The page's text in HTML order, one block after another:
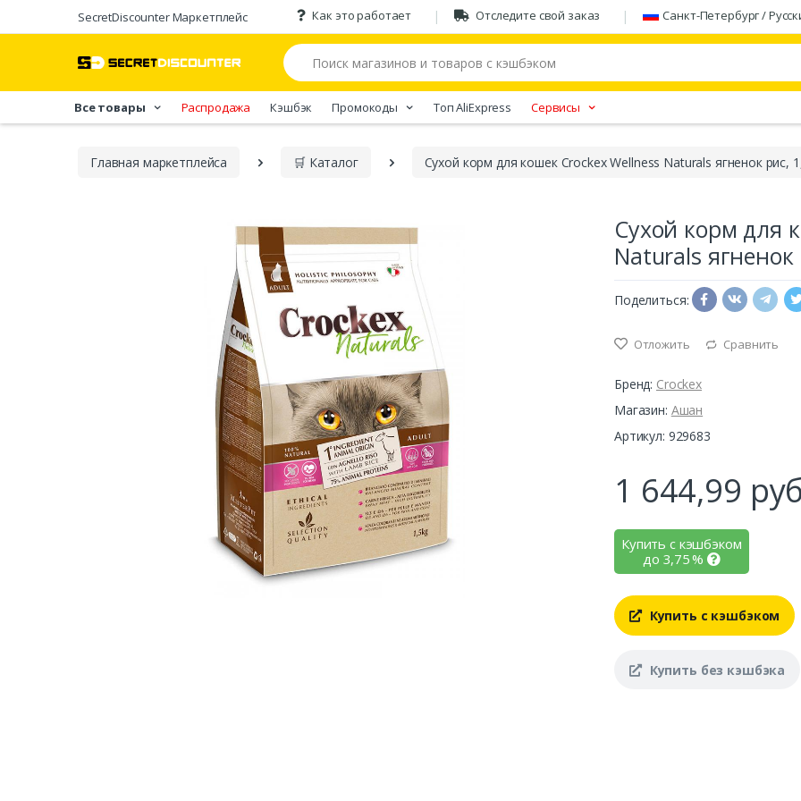
SecretDiscounter Маркетплейс Как это работает Отследите свой заказ Санкт-Петербург /
Все товары Распродажа Кэшбэк Промокоды Tоп AliExpress Сервисы
Главная марĸетплейса 🛒 Каталог Сухой корм для кошек Crockex Wellness Naturals ягненок рис,
Сухой корм для
Naturals ягненок
Поделиться:
Отложить Сравнить
Бренд: Crockex
Магазин: Ашан
Артикул: 929683
1 644,99
Купить с кэшбэком
до 3,75%
Купить с кэшбэком
Купить без кэшбэка